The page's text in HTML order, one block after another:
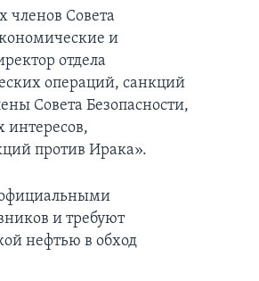
членов Совета
и
отдела
операций, санкций
Совета Безопасности,
интересов,
против Ирака».
официальными
и требуют
нефтью в обход